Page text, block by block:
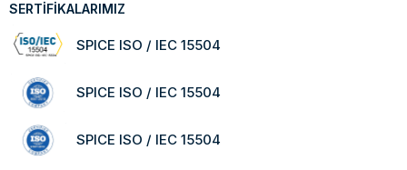
SERTİFİKALARIMIZ
SPICE ISO / IEC 15504
SPICE ISO / IEC 15504
SPICE ISO / IEC 15504